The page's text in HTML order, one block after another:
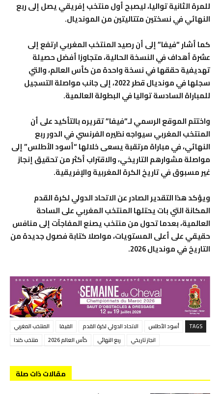
للمرة الثانية تواليا، ليصبح أول منتخب إفريقي يصل إلى ربع
النهائي في نسختين متتاليتين من المونديال.
كما أشار “فيفا” إلى أن رصيد المنتخب المغربي ارتفع إلى
عشرة أهداف في النسخة الحالية، متجاوزا أفضل حصيلة
تهديفية حققها في نسخة واحدة من كأس العالم، والتي
سجلها في مونديال قطر 2022، إلى جانب مواصلة التسجيل
للمباراة السادسة تواليا في البطولة العالمية.
واختتم الموقع الرسمي لـ”فيفا” تقريره بالتأكيد على أن
المنتخب المغربي سيواجه نظيره الفرنسي في الدور ربع
النهائي، في مباراة مرتقبة يسعى خلالها “أسود الأطلس” إلى
مواصلة مشوارهم التاريخي، والاقتراب أكثر من تحقيق إنجاز
غير مسبوق في تاريخ الكرة المغربية والإفريقية.
ويؤكد هذا التقدير الصادر عن الاتحاد الدولي لكرة القدم
المكانة التي بات يحتلها المنتخب المغربي على الساحة
العالمية، بعدما تحول من منتخب يصنع المفاجآت إلى منافس
حقيقي على أعلى المستويات، مواصلا كتابة فصول جديدة من
التاريخ في مونديال 2026.
TAGS أسود الأطلس الاتحاد الدولي لكرة القدم الفيفا
المنتخب المغربي
انجاز تاريخي
ربع النهائي كأس العالم 2026 منتخب كندا
مقالات ذات صلة